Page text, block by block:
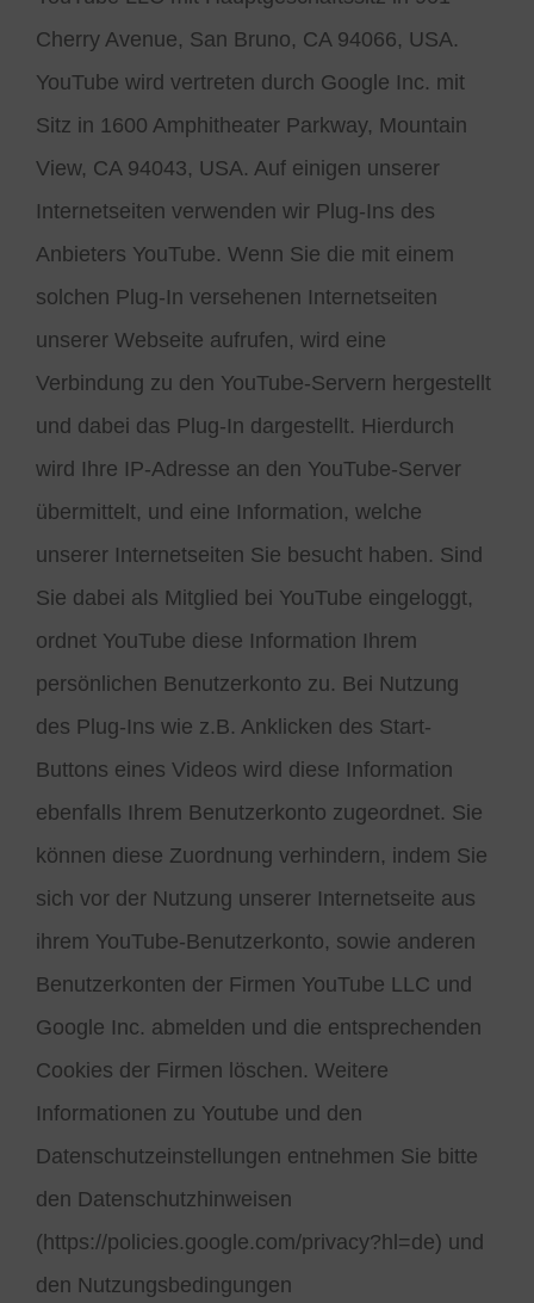
Cherry Avenue, San Bruno, CA 94066, USA.
YouTube wird vertreten durch Google Inc. mit
Sitz in 1600 Amphitheater Parkway, Mountain
View, CA 94043, USA. Auf einigen unserer
Internetseiten verwenden wir Plug-Ins des
Anbieters YouTube. Wenn Sie die mit einem
solchen Plug-In versehenen Internetseiten
unserer Webseite aufrufen, wird eine
Verbindung zu den YouTube-Servern hergestellt
und dabei das Plug-In dargestellt. Hierdurch
wird Ihre IP-Adresse an den YouTube-Server
übermittelt, und eine Information, welche
unserer Internetseiten Sie besucht haben. Sind
Sie dabei als Mitglied bei YouTube eingeloggt,
ordnet YouTube diese Information Ihrem
persönlichen Benutzerkonto zu. Bei Nutzung
des Plug-Ins wie z.B. Anklicken des Start-
Buttons eines Videos wird diese Information
ebenfalls Ihrem Benutzerkonto zugeordnet. Sie
können diese Zuordnung verhindern, indem Sie
sich vor der Nutzung unserer Internetseite aus
ihrem YouTube-Benutzerkonto, sowie anderen
Benutzerkonten der Firmen YouTube LLC und
Google Inc. abmelden und die entsprechenden
Cookies der Firmen löschen. Weitere
Informationen zu Youtube und den
Datenschutzeinstellungen entnehmen Sie bitte
den Datenschutzhinweisen
(https://policies.google.com/privacy?hl=de) und
den Nutzungsbedingungen